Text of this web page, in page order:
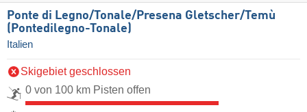
Ponte di Legno/​Tonale/​Presena Gletscher/​Temù
(Pontedilegno-Tonale)
Italien
Skigebiet geschlossen
0 von 100 km Pisten offen